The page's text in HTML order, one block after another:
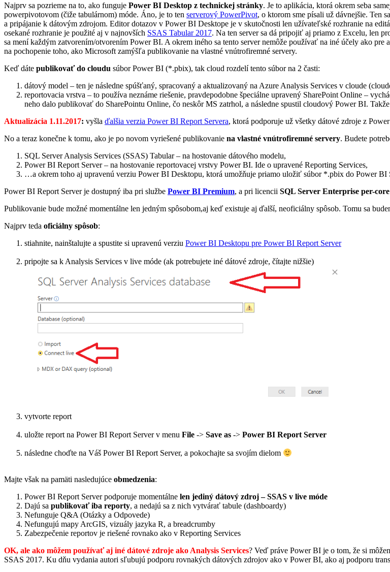
Najprv sa pozrieme na to, ako funguje Power BI Desktop z technickej stránky. Je to aplikácia, ktorá okrem seba
powerpivotovom (čiže tabulárnom) móde. Áno, je to ten serverový PowerPivot, o ktorom sme písali už dávnejšie. Ten
a pripájanie k dátovým zdrojom. Editor dotazov v Power BI Desktope je v skutočnosti len užívateľské rozhranie na
osekané rozhranie je použité aj v najnovších SSAS Tabular 2017. Na ten server sa dá pripojiť aj priamo z Excelu, len
sa mení každým zatvorením/otvorením Power BI. A okrem iného sa tento server nemôže používať na iné účely ako
na pochopenie toho, ako Microsoft zamýšľa publikovanie na vlastné vnútrofiremné servery.
Keď dáte publikovať do cloudu súbor Power BI (*.pbix), tak cloud rozdelí tento súbor na 2 časti:
dátový model – ten je následne spúšťaný, spracovaný a aktualizovaný na Azure Analysis Services v cloude
reportovacia vrstva – to používa neznáme riešenie, pravdepodobne špeciálne upravený SharePoint Online –
neho dalo publikovať do SharePointu Online, čo neskôr MS zatrhol, a následne spustil cloudový Power BI.
Aktualizácia 1.11.2017: vyšla ďalšia verzia Power BI Report Servera, ktorá podporuje už všetky dátové zdroje z
No a teraz konečne k tomu, ako je po novom vyriešené publikovanie na vlastné vnútrofiremné servery. Budete
SQL Server Analysis Services (SSAS) Tabular – na hostovanie dátového modelu,
Power BI Report Server – na hostovanie reportovacej vrstvy Power BI. Ide o upravené Reporting Services,
…a okrem toho aj upravenú verziu Power BI Desktopu, ktorá umožňuje priamo uložiť súbor *.pbix do Power BI
Power BI Report Server je dostupný iba pri službe Power BI Premium, a pri licencii SQL Server Enterprise per-
Publikovanie bude možné momentálne len jedným spôsobom,aj keď existuje aj ďalší, neoficiálny spôsob. Tomu sa
Najprv teda oficiálny spôsob:
stiahnite, nainštalujte a spustite si upravenú verziu Power BI Desktopu pre Power BI Report Server
pripojte sa k Analysis Services v live móde (ak potrebujete iné dátové zdroje, čítajte nižšie)
vytvorte report
uložte report na Power BI Report Server v menu File -> Save as -> Power BI Report Server
následne choďte na Váš Power BI Report Server, a pokochajte sa svojím dielom
Majte však na pamäti nasledujúce obmedzenia:
Power BI Report Server podporuje momentálne len jediný dátový zdroj – SSAS v live móde
Dajú sa publikovať iba reporty, a nedajú sa z nich vytvárať tabule (dashboardy)
Nefunguje Q&A (Otázky a Odpovede)
Nefungujú mapy ArcGIS, vizuály jazyka R, a breadcrumby
Zabezpečenie reportov je riešené rovnako ako v Reporting Services
OK, ale ako môžem používať aj iné dátové zdroje ako Analysis Services? Veď práve Power BI je o tom, že si
SSAS 2017. Ku dňu vydania autori sľubujú podporu rovnakých dátových zdrojov ako v Power BI, ako aj podporu